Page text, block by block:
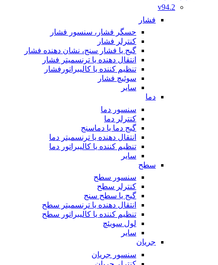
v94.2
فشار
حسگر فشار، سنسور فشار
کنترلر فشار
گیج یا فشار سنج، نشان دهنده فشار
انتقال دهنده یا ترنسمیتر فشار
تنظیم کننده یا کالیبراتورفشار
سوئیچ فشار
سایر
دما
سنسور دما
کنترلر دما
گیج دما یا دماسنج
انتقال دهنده یا ترنسمیتر دما
تنظیم کننده یا کالیبراتور دما
سایر
سطح
سنسور سطح
کنترلر سطح
گیج یا سطح سنج
انتقال دهنده یا ترنسمیتر سطح
تنظیم کننده یا کالیبراتور سطح
لول سویئچ
سایر
جریان
سنسور جریان